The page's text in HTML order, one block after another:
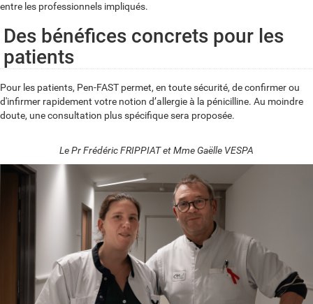
entre les professionnels impliqués.
Des bénéfices concrets pour les
patients
Pour les patients, Pen-FAST permet, en toute sécurité, de confirmer ou
d'infirmer rapidement votre notion d’allergie à la pénicilline. Au moindre
doute, une consultation plus spécifique sera proposée.
Le Pr Frédéric FRIPPIAT et Mme Gaëlle VESPA